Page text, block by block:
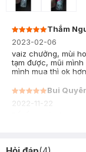
Thắm
2023-02-06
vaiz chưởng, mùi
tạm được, mũi
mình mua thì ok
Bui
2022-11-22